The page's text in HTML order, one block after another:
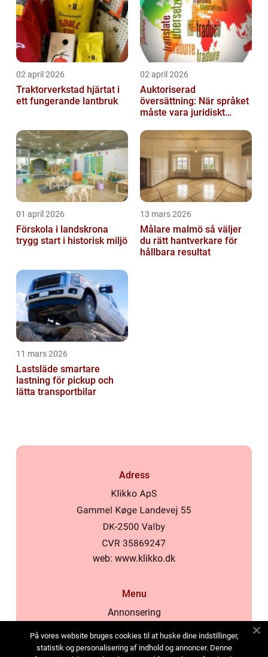
02 april 2026
Traktorverkstad hjärtat i
ett fungerande lantbruk
02 april 2026
Auktoriserad
översättning: När språket
måste vara juridiskt
01 april 2026
Förskola i landskrona
trygg start i historisk miljö
13 mars 2026
Målare malmö så väljer
du rätt hantverkare för
hållbara resultat
11 mars 2026
Lastsläde smartare
lastning för pickup och
lätta transportbilar
Adress
web: www.klikko.dk
Menu
Annonsering
Cookies
På vores website bruges cookies til at huske dine indstillinger,
statistik og personalisering af indhold og annoncer. Denne